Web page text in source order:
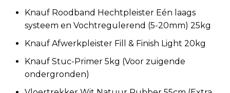
Knauf Roodband Hechtpleister Eén laags
systeem en Vochtregulerend (5-20mm) 25kg
Knauf Afwerkpleister Fill & Finish Light 20kg
Knauf Stuc-Primer 5kg (Voor zuigende
ondergronden)